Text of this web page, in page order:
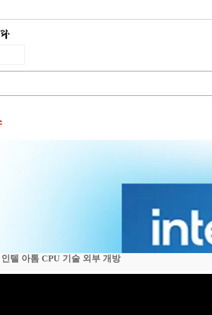
텔 아톰 CPU 기술 외부 개방